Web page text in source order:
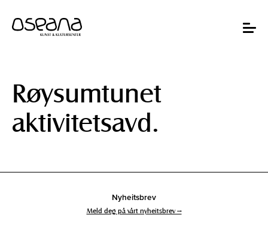
innhold
navigasjon
Toggle
Røysumtunet
aktivitetsavd.
Nyheitsbrev
Meld deg på vårt nyheitsbrev →